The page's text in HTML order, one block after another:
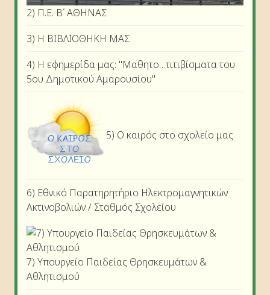
2) Π.Ε. Β΄ ΑΘΗΝΑΣ
3) Η ΒΙΒΛΙΟΘΗΚΗ ΜΑΣ
4) Η εφημερίδα μας: "Μαθητο…τιτιβίσματα του
5ου Δημοτικού Αμαρουσίου"
5) Ο καιρός στο σχολείο μας
6) Εθνικό Παρατηρητήριο Ηλεκτρομαγνητικών
Ακτινοβολιών / Σταθμός Σχολείου
7) Υπουργείο Παιδείας Θρησκευμάτων &
Αθλητισμού